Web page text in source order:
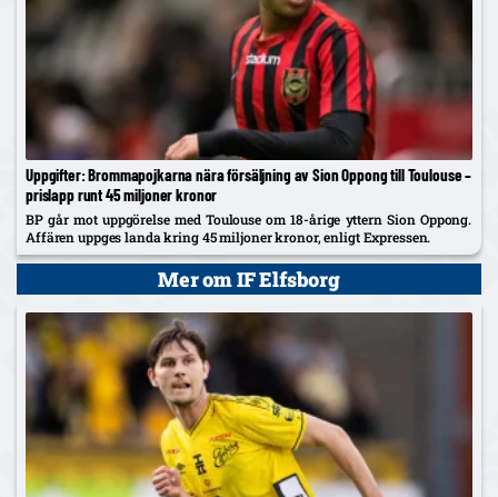
Uppgifter: Brommapojkarna nära försäljning av Sion Oppong till Toulouse –
prislapp runt 45 miljoner kronor
BP går mot uppgörelse med Toulouse om 18-årige yttern Sion Oppong.
Affären uppges landa kring 45 miljoner kronor, enligt Expressen.
Mer om IF Elfsborg